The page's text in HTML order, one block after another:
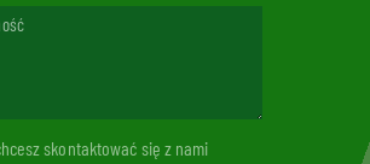
skontaktować się z nami